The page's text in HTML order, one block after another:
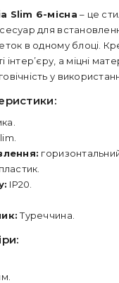
Slim 6-місна – це
для
в одному блоці.
інтер’єру, а міцні
у
IP20.
Туреччина.